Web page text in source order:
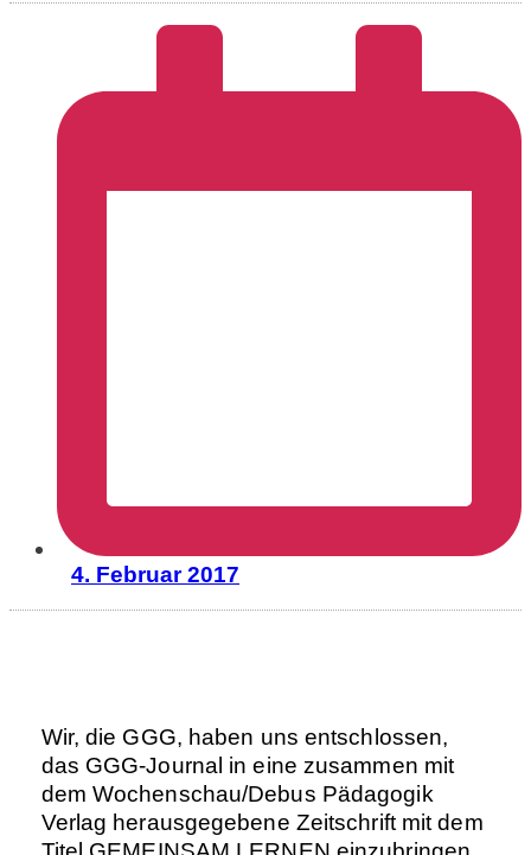
4. Februar 2017
Wir, die GGG, haben uns entschlossen,
das GGG-Journal in eine zusammen mit
dem Wochenschau/Debus Pädagogik
Verlag herausgegebene Zeitschrift mit dem